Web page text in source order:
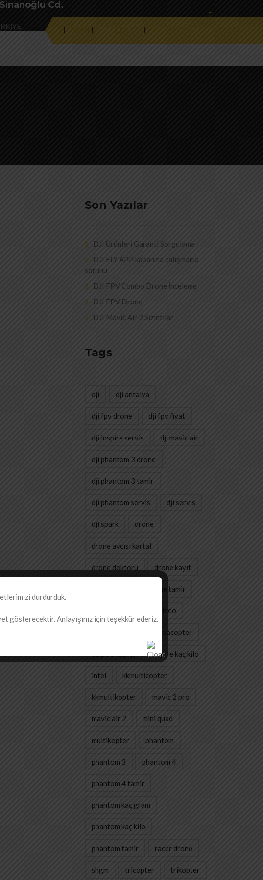
Cd.
Son Yazılar
DJI Ürünleri Garanti Sorgulama
DJI FLY APP kapanma çalışmama
sorunu
DJI FPV Combo Drone İnceleme
DJI FPV Drone
DJI Mavic Air 2 Sızıntılar
Tags
dji dji antalya
dji fpv drone dji fpv fiyat
dji inspire servis dji mavic air
dji phantom 3 drone
dji phantom 3 tamir
dji phantom servis dji servis
dji spark drone
drone avcısı kartal
drone doktoru drone kayıt
drone tamir
havadan video
hexacopter
inspire kaç kg inspire kaç kilo
intel kkmulticopter
kkmultikopter mavic 2 pro
mavic air 2 mini quad
multikopter phantom
phantom 3 phantom 4
phantom 4 tamir
phantom kaç gram
phantom kaç kilo
phantom tamir racer drone
shgm tricopter trikopter
durdurduk.
gösterecektir. Anlayışınız için teşekkür ederiz.